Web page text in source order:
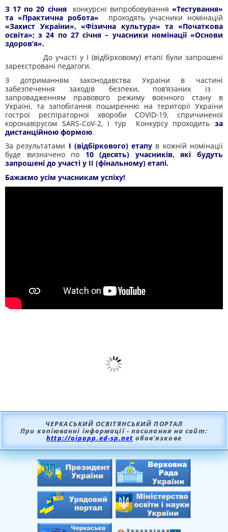
З 17 по 20 січня
конкурсні випробовування «Тестування»
та «Практична робота»
проходять учасники номінацій
«Захист України», «Фізична культура» та «Початкова
освіта»; з 24 по 27 січня – учасники номінації «Основи
здоров’я».
До участі у І (відбірковому) етапі були запрошені
зареєстровані педагоги.
З дотриманням законодавства України в частині
забезпечення заходів безпеки, пов’язаних із
запровадженням правового режиму воєнного стану в
Україні, та запобігання поширенню на території України
гострої респіраторної хворобиCOVID-19, спричиненої
коронавірусом SARS-CoV-2, І тур Конкурсу проходить за
дистанційною формою.
За результатами І (відбіркового) етапу в кожній номінації
буде визначено по 10 (десять) учасників, які будуть
запрошені до участі у ІІ (фінальному) етапі.
Бажаємо усім учасникам успіху!
ЧЕРКАСЬКИЙ ОСВІТЯНСЬКИЙ ПОРТАЛ
При копіюванні інформації - посилання на сайт:
http://oipopp.ed-sp.net обов’язкове